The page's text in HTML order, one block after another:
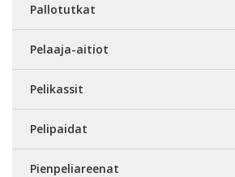
Pallotutkat
Pelaaja-aitiot
Pelikassit
Pelipaidat
Pienpeliareenat